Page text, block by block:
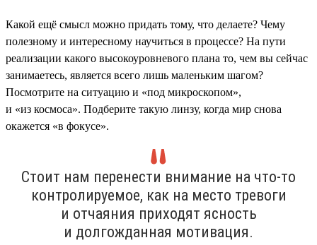
Какой ещё смысл можно придать тому, что делаете? Чему
полезному и интересному научиться в процессе? На пути
реализации какого высокоуровневого плана то, чем вы сейчас
занимаетесь, является всего лишь маленьким шагом?
Посмотрите на ситуацию и «под микроскопом»,
и «из космоса». Подберите такую линзу, когда мир снова
окажется «в фокусе».
Стоит нам перенести внимание на что-то
контролируемое, как на место тревоги
и отчаяния приходят ясность
и долгожданная мотивация.